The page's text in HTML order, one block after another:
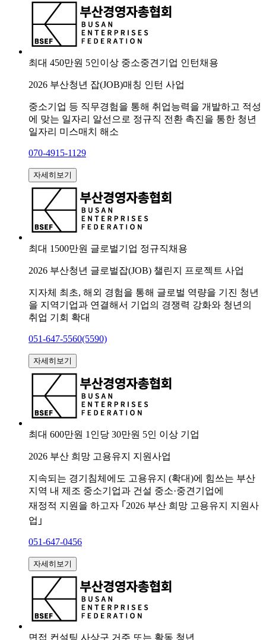
최대 450만원 5인이상 중소중견기업 인턴채용
2026 부산청년 잡(JOB)매칭 인턴 사업
중소기업 등 직무경험을 통해 취업능력을 개발하고 적성
에 맞는 일자리 알선으로 정규직 전환 촉진을 통한 청년
일자리 미스매치 해소
070-4915-1129
자세히보기
최대 1500만원 글로벌기업 정규직채용
2026 부산청년 글로벌잡(JOB) 챌린지 프로젝트 사업
지자체 최초, 해외 경험을 통해 글로벌 역량을 기진 청년
을 지역기업과 연결해서 기업의 경쟁력 강화와 청년의
취업 기회 확대
051-647-5560(5590)
자세히보기
최대 600만원 1인당 30만원 5인 이상 기업
2026 부산 희망 고용유지 지원사업
지속되는 경기침체에도 고용유지 (확대)에 힘쓰는 부산
지역 내 제조 중소기업과 건설 중소·중견기업에
재정적 지원을 하고자 ｢2026 부산 희망 고용유지 지원사
업｣
051-647-0456
자세히보기
면접 컨설팅 사상구 거주 또는 활동 청년